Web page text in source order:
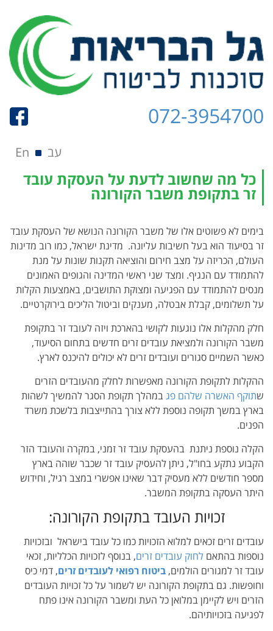
072-3954700
עב En
כל מה שחשוב לדעת על העסקת עובד
זר בתקופת משבר הקורונה
בימים לא פשוטים אלו של משבר הקורונה הנושא של העסקת עובד
זר בסיעוד הוא בעל חשיבות עליונה. מדינת ישראל, כמו רוב מדינות
העולם, הכריזה על מצב חירום והוציאה תקנות שונות על מנת
להתמודד עם הנגיף. ומצד שני ראשי המדינה והגופים האמונים
מנסים להתמודד עם הפגיעה ומצוקת התושבים, באמצעות הקלות
על תשלומים, קבלת אבטלה, מענקים וביטול הליכים בירוקרטיים.
חלק מהקלות אלו נוגעות לקושי בהארכת ויזה לעובד זר בתקופת
משבר הקורונה ולמציאת עובדים זרים חדשים בתחום הסיעוד,
כאשר השמיים סגורים ועובדים זרים לא יכולים להיכנס לארץ.
ההקלות לתקופת הקורונה מאפשרות לחלק מהעובדים הזרים
שתוקף האשרה שלהם פגבמהלך תקופת הסגר להמשיך לשהות
בארץ במשך תקופה נוספת ללא צורך בהתייצבות בלשכת משרד
הפנים.
הקלה נוספת ניתנת בהעסקת עובד זר זמני, במקרה והעובד הזר
הקבוע נתקע בחו"ל, ניתן להעסיק עובד זר שכבר שוהה בארץ
מספר חודשים ללא מעסיק דבר שאינו אפשרי במצב רגיל, וחידוש
היתר העסקה בתקופת המשבר.
זכויות העובד בתקופת הקורונה:
עובדים זרים זכאים למלוא הזכויות כמו כל עובד בישראל ובזכויות
נוספות בהתאם לחוק עובדים זרים, בנוסף לזכויות הכלליות, זכאי
עובד זר למגורים הולמים, ביטוח רפואי לעובדים זרים, דמי כיס
וחופשות. גם בתקופת הקורונה יש לשמור על כל זכויות העובדים
הזרים ויש לקיימן במלואן כל העת ומשבר הקורונה אינו פתח
לפגיעה בזכויותיהם.